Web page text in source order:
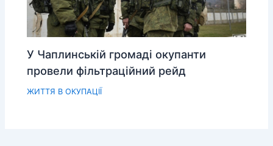
У Чаплинській громаді окупанти
провели фільтраційний рейд
ЖИТТЯ В ОКУПАЦІЇ